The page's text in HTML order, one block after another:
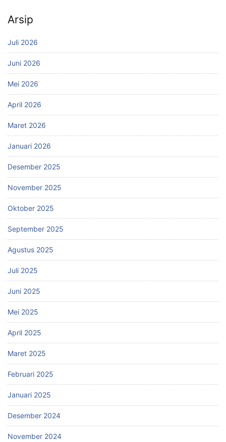
Arsip
Juli 2026
Juni 2026
Mei 2026
April 2026
Maret 2026
Januari 2026
Desember 2025
November 2025
Oktober 2025
September 2025
Agustus 2025
Juli 2025
Juni 2025
Mei 2025
April 2025
Maret 2025
Februari 2025
Januari 2025
Desember 2024
November 2024